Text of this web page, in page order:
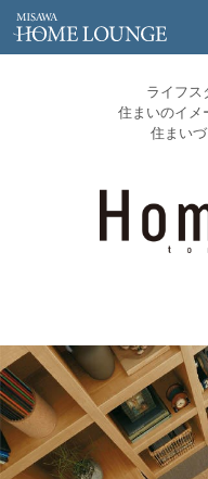
ライフス
住まいのイメ
住まい